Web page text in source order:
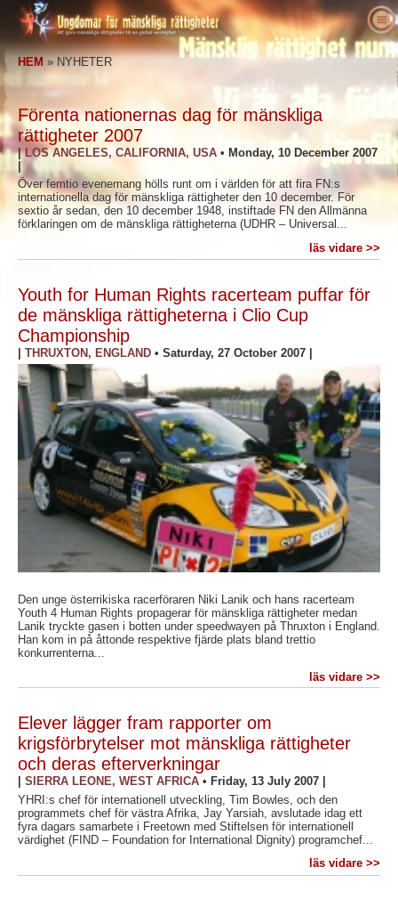
Om oss
Vad är Ungdomar för mänskliga rättigheter?
Vårt syfte
Ungdomar för mänskliga rättigheter – historik
Chefpersonal
Rådgivande styrelse
YHRI:s samarbetspartners
Vad är mänskliga rättigheter
Definition på mänskliga rättigheter
Bakgrunden till mänskliga rättigheter
Den Allmänna förklaringen om de mänskliga
rättigheterna
Utbildare
Välkommen
Information om undervisningspaket
Resultat från utbildare
Kursplan för mänskliga rättigheter
Agera
Engagera dig
Namninsamling
Medlemskap och donationer
Röster för mänskliga rättigheter
Förkämpar för mänskliga rättigheter
Människorättsorganisationer
Nyheter
Beställ
HEM » NYHETER
Förenta nationernas dag för mänskliga
rättigheter 2007
|LOS ANGELES, CALIFORNIA, USA • Monday, 10 December 2007
Över femtio evenemang hölls runt om i världen för att fira FN:s
internationella dag för mänskliga rättigheter den 10 december. För
sextio år sedan, den 10 december 1948, instiftade FN den Allmänna
förklaringen om de mänskliga rättigheterna (UDHR – Universal...
läs vidare >>
Youth for Human Rights racerteam puffar för
de mänskliga rättigheterna i Clio Cup
Championship
THRUXTON, ENGLAND • Saturday, 27 October 2007
Den unge österrikiska racerföraren Niki Lanik och hans racerteam
Youth 4 Human Rights propagerar för mänskliga rättigheter medan
Lanik tryckte gasen i botten under speedwayen på Thruxton i England.
Han kom in på åttonde respektive fjärde plats bland trettio
konkurrenterna...
läs vidare >>
Elever lägger fram rapporter om
krigsförbrytelser mot mänskliga rättigheter
och deras efterverkningar
SIERRA LEONE, WEST AFRICA • Friday, 13 July 2007
YHRI:s chef för internationell utveckling, Tim Bowles, och den
programmets chef för västra Afrika, Jay Yarsiah, avslutade idag ett
fyra dagars samarbete i Freetown med Stiftelsen för internationell
värdighet (FIND – Foundation for International Dignity) programchef...
läs vidare >>